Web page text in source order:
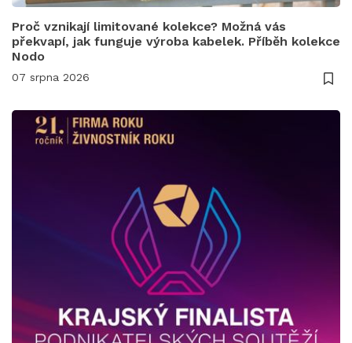
Proč vznikají limitované kolekce? Možná vás
překvapí, jak funguje výroba kabelek. Příběh kolekce
Nodo
07 srpna 2026